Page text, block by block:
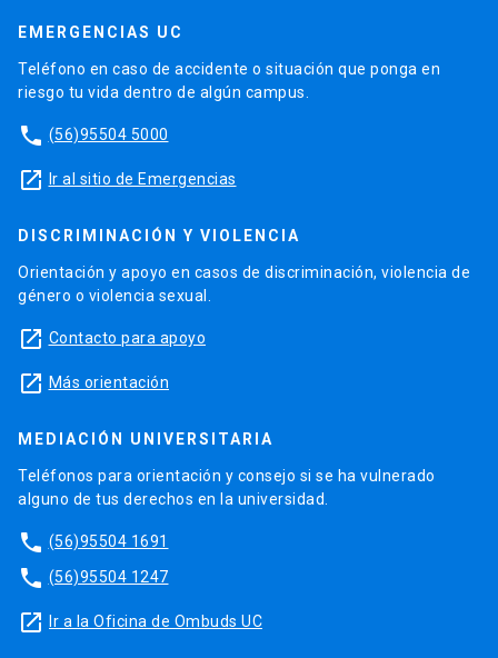
EMERGENCIAS UC
Teléfono en caso de accidente o situación que ponga en
riesgo tu vida dentro de algún campus.
phone (56)95504 5000
launch Ir al sitio de Emergencias
DISCRIMINACIÓN Y VIOLENCIA
Orientación y apoyo en casos de discriminación, violencia de
género o violencia sexual.
launch Contacto para apoyo
launch Más orientación
MEDIACIÓN UNIVERSITARIA
Teléfonos para orientación y consejo si se ha vulnerado
alguno de tus derechos en la universidad.
phone (56)95504 1691
phone (56)95504 1247
launch Ir a la Oficina de Ombuds UC